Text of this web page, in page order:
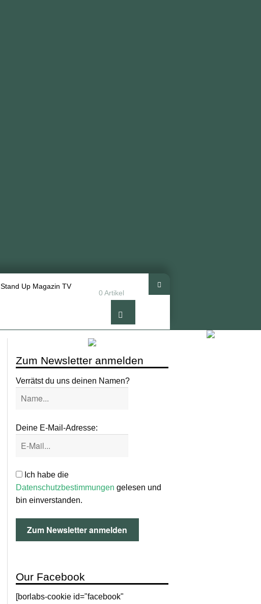
Stand Up Magazin TV
0 Artikel
Zum Newsletter anmelden
Verrätst du uns deinen Namen?
Deine E-Mail-Adresse:
Ich habe die
Datenschutzbestimmungen gelesen und
bin einverstanden.
Our Facebook
[borlabs-cookie id="facebook"